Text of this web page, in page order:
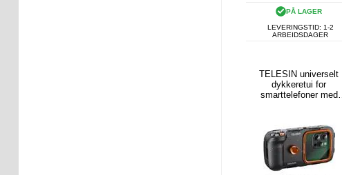
PÅ LAGER
LEVERINGSTID: 1-2
ARBEIDSDAGER
TELESIN universelt
dykkeretui for
smarttelefoner med